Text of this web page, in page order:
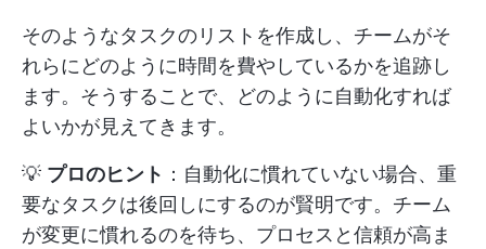
そのようなタスクのリストを作成し、チームがそ
れらにどのように時間を費やしているかを追跡し
ます。そうすることで、どのように自動化すれば
よいかが見えてきます。
💡 プロのヒント ：自動化に慣れていない場合、重
要なタスクは後回しにするのが賢明です。チーム
が変更に慣れるのを待ち、プロセスと信頼が高ま